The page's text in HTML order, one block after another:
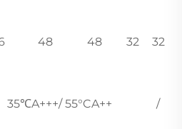
48 48 32 32
35℃A+++/ 55°CA++ /